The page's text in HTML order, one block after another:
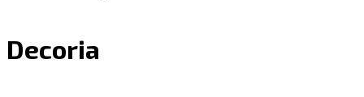
Decoria